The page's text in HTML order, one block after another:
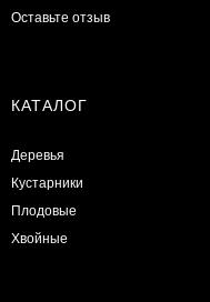
Оставьте отзыв
КАТАЛОГ
Деревья
Кустарники
Плодовые
Хвойные